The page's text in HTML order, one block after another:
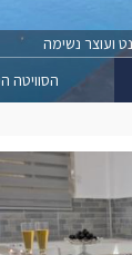
ועוצר נשימה
הסוויטה